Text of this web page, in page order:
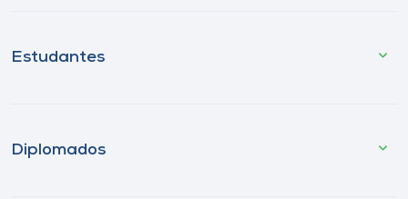
Estudantes
Diplomados